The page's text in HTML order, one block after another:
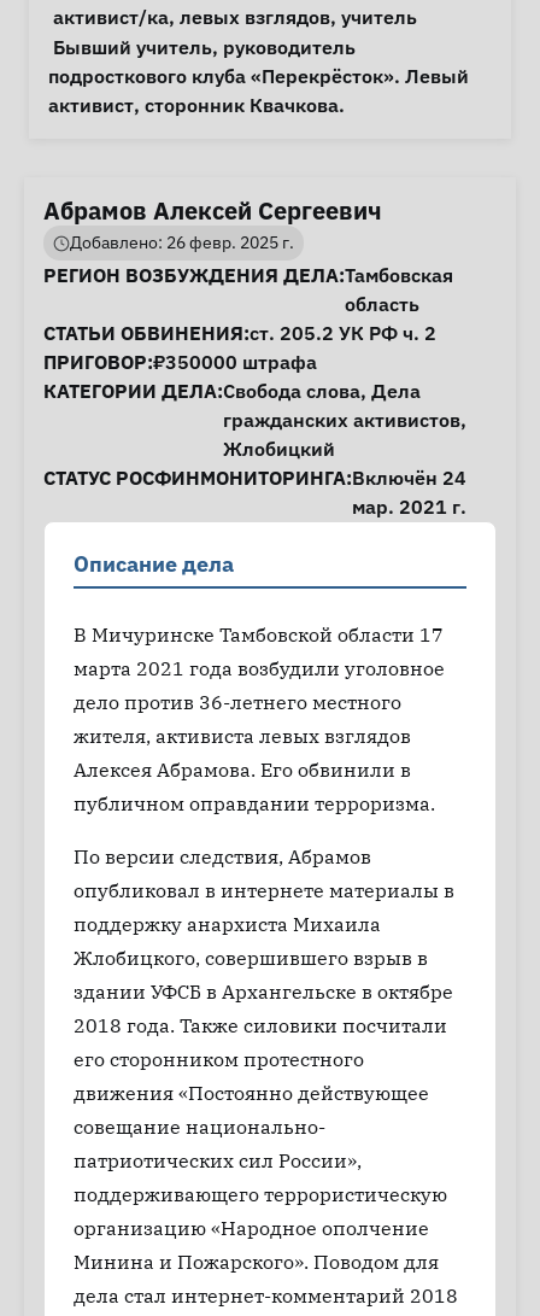
Особые обстоятельства
активист/ка, левых взглядов, учитель
Примечания
подросткового клуба «Перекрёсток». Левый
активист, сторонник Квачкова.
Абрамов Алексей Сергеевич
Добавлено: 26 февр. 2025 г.
Информация о деле
РЕГИОН ВОЗБУЖДЕНИЯ ДЕЛА:Тамбовская
область
СТАТЬИ ОБВИНЕНИЯ:ст. 205.2 УК РФ ч. 2
ПРИГОВОР:₽350000 штрафа
КАТЕГОРИИ ДЕЛА:Свобода слова, Дела
гражданских активистов,
Жлобицкий
СТАТУС РОСФИНМОНИТОРИНГА:Включён 24
мар. 2021 г.
Описание дела
В Мичуринске Тамбовской области 17
марта 2021 года возбудили уголовное
дело против 36-летнего местного
жителя, активиста левых взглядов
Алексея Абрамова. Его обвинили в
публичном оправдании терроризма.
По версии следствия, Абрамов
опубликовал в интернете материалы в
поддержку анархиста Михаила
Жлобицкого, совершившего взрыв в
здании УФСБ в Архангельске в октябре
2018 года. Также силовики посчитали
его сторонником протестного
движения «Постоянно действующее
совещание национально-
патриотических сил России»,
поддерживающего террористическую
организацию «Народное ополчение
Минина и Пожарского». Поводом для
дела стал интернет-комментарий 2018